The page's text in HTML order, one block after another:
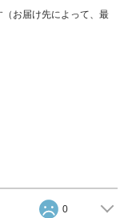
お届け先によって、最
0